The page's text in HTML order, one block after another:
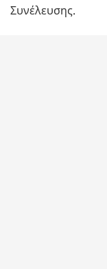
Συνέλευσης.